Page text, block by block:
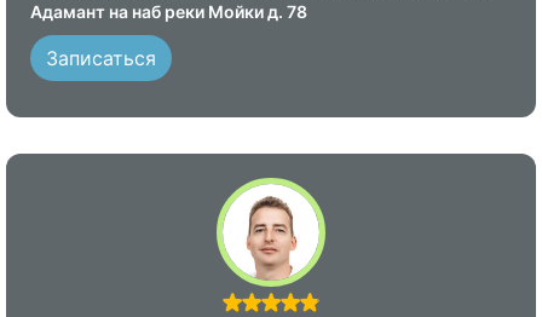
Адамант на наб реки Мойки д. 78
Записаться